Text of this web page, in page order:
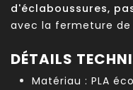
d'éclaboussures,
avec la fermeture de
DÉTAILS
Matériau : PLA